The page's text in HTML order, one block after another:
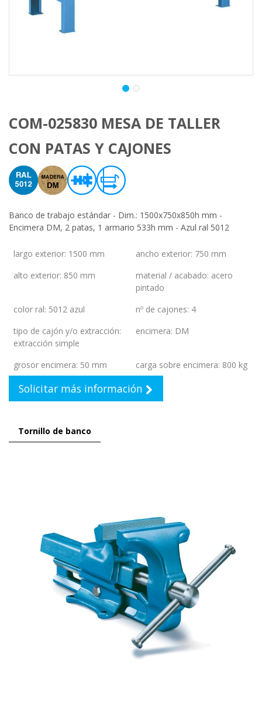
COM-025830 MESA DE TALLER
CON PATAS Y CAJONES
Banco de trabajo estándar - Dim.: 1500x750x850h mm -
Encimera DM, 2 patas, 1 armario 533h mm - Azul ral 5012
largo exterior: 1500 mm ancho exterior: 750 mm
alto exterior: 850 mm material / acabado: acero
pintado
color ral: 5012 azul nº de cajones: 4
tipo de cajón y/o extracción:
extracción simple
encimera: DM
grosor encimera: 50 mm carga sobre encimera: 800 kg
Solicitar más información
Tornillo de banco